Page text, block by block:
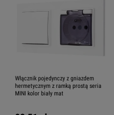
Włącznik pojedynczy z gniazdem
hermetycznym z ramką prostą seria
MINI kolor biały mat